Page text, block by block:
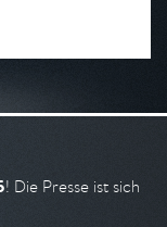
! Die Presse ist sich